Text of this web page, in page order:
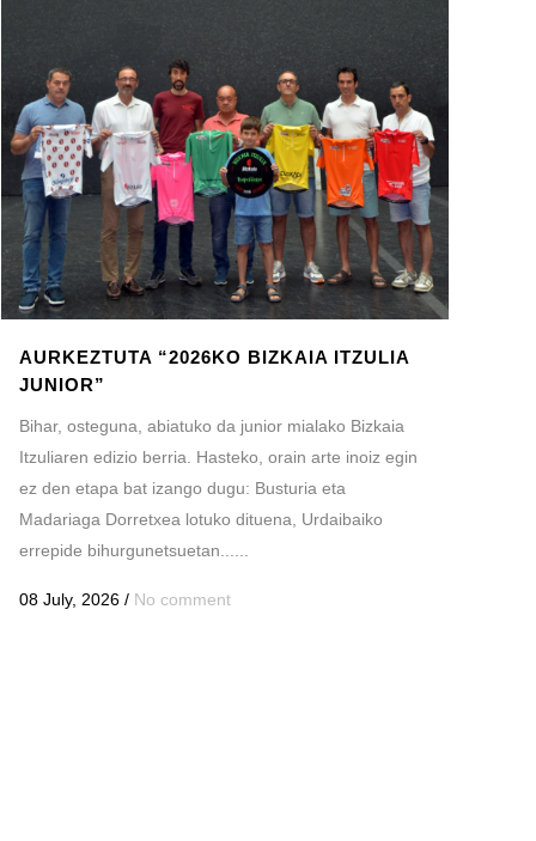
AURKEZTUTA “2026KO BIZKAIA ITZULIA
JUNIOR”
Bihar, osteguna, abiatuko da junior mialako Bizkaia
Itzuliaren edizio berria. Hasteko, orain arte inoiz egin
ez den etapa bat izango dugu: Busturia eta
Madariaga Dorretxea lotuko dituena, Urdaibaiko
errepide bihurgunetsuetan......
08 July, 2026 / No comment